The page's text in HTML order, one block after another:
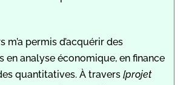
m’a permis d’acquérir des
en analyse économique, en finance
quantitatives. À travers [projet